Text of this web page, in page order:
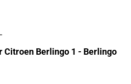
Citroen Berlingo 1 - Berlingo